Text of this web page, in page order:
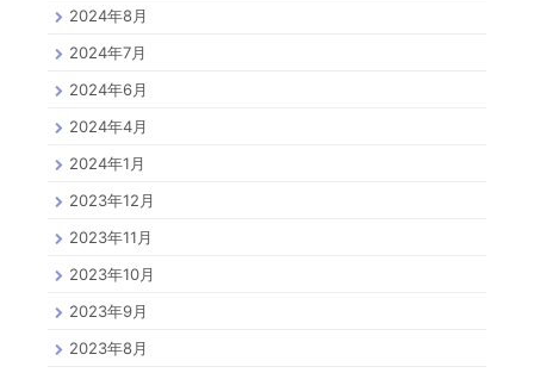
2024年8月
2024年7月
2024年6月
2024年4月
2024年1月
2023年12月
2023年11月
2023年10月
2023年9月
2023年8月